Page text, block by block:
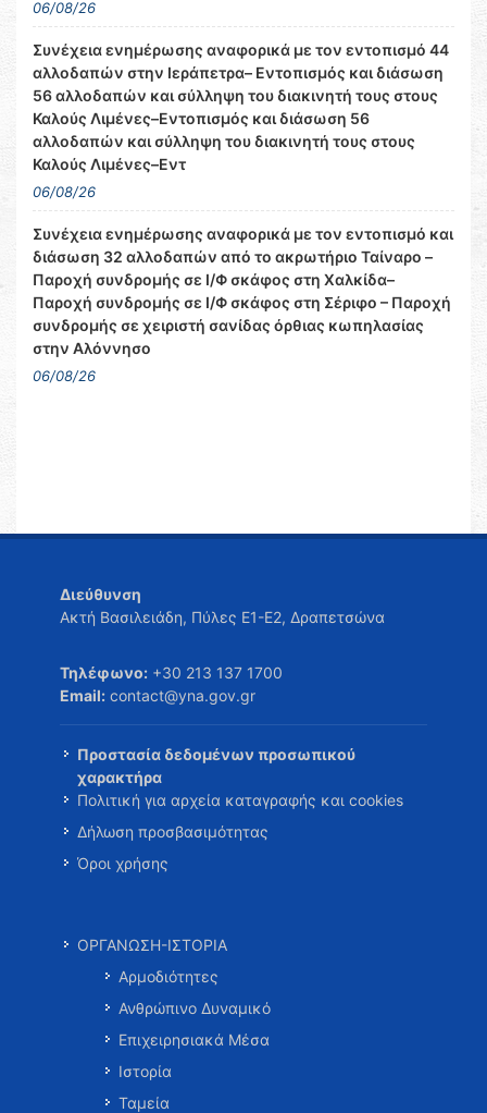
06/08/26
Συνέχεια ενημέρωσης αναφορικά με τον εντοπισμό 44
αλλοδαπών στην Ιεράπετρα– Εντοπισμός και διάσωση
56 αλλοδαπών και σύλληψη του διακινητή τους στους
Καλούς Λιμένες–Εντοπισμός και διάσωση 56
αλλοδαπών και σύλληψη του διακινητή τους στους
Καλούς Λιμένες–Εντ
06/08/26
Συνέχεια ενημέρωσης αναφορικά με τον εντοπισμό και
διάσωση 32 αλλοδαπών από το ακρωτήριο Ταίναρο –
Παροχή συνδρομής σε Ι/Φ σκάφος στη Χαλκίδα–
Παροχή συνδρομής σε Ι/Φ σκάφος στη Σέριφο – Παροχή
συνδρομής σε χειριστή σανίδας όρθιας κωπηλασίας
στην Αλόννησο
06/08/26
Διεύθυνση
Ακτή Βασιλειάδη, Πύλες Ε1-Ε2, Δραπετσώνα
Τηλέφωνο: +30 213 137 1700
Email: contact@yna.gov.gr
Προστασία δεδομένων προσωπικού
χαρακτήρα
Πολιτική για αρχεία καταγραφής και cookies
Δήλωση προσβασιμότητας
Όροι χρήσης
ΟΡΓΑΝΩΣΗ-ΙΣΤΟΡΙΑ
Αρμοδιότητες
Ανθρώπινο Δυναμικό
Επιχειρησιακά Μέσα
Ιστορία
Ταμεία